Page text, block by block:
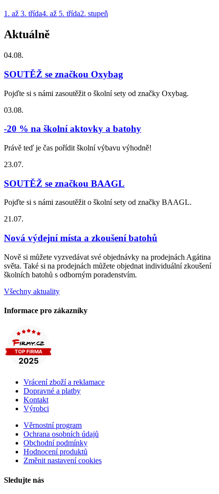
1. až 3. třída4. až 5. třída2. stupeň
Aktuálně
04.08.
SOUTĚŽ se značkou Oxybag
Pojďte si s námi zasoutěžit o školní sety od značky Oxybag.
03.08.
-20 % na školní aktovky a batohy
Právě teď je čas pořídit školní výbavu výhodně!
23.07.
SOUTĚŽ se značkou BAAGL
Pojďte si s námi zasoutěžit o školní sety od značky BAAGL.
21.07.
Nová výdejní místa a zkoušení batohů
Nově si můžete vyzvedávat své objednávky na prodejnách Agátina
světa. Také si na prodejnách můžete objednat individuální zkoušení
školních batohů s odborným poradenstvím.
Všechny aktuality
Informace pro zákazníky
Vrácení zboží a reklamace
Dopravné a platby
Kontakt
Výrobci
Věrnostní program
Ochrana osobních údajů
Obchodní podmínky
Hodnocení produktů
Změnit nastavení cookies
Sledujte nás